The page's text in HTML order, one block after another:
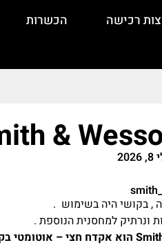
רכישה הכשרות
&
, בקושי היה בשימוש .